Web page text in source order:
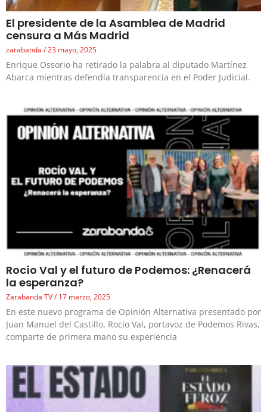
El presidente de la Asamblea de Madrid
censura a Más Madrid
zarabanda 23 mayo, 2025
Enrique Ossorio ha retirado la palabra al diputado Martínez
Abarca mientras defendía transparencia en el Poder Judicial.
Rocío Val y el futuro de Podemos: ¿Renacerá
la esperanza?
Zarabanda TV 17 marzo, 2025
En este nuevo programa de Opinión Alternativa presentado por
Juan Manuel del Castillo, Rocío Val, portavoz de Podemos Rivas,
comparte de primera mano su experiencia